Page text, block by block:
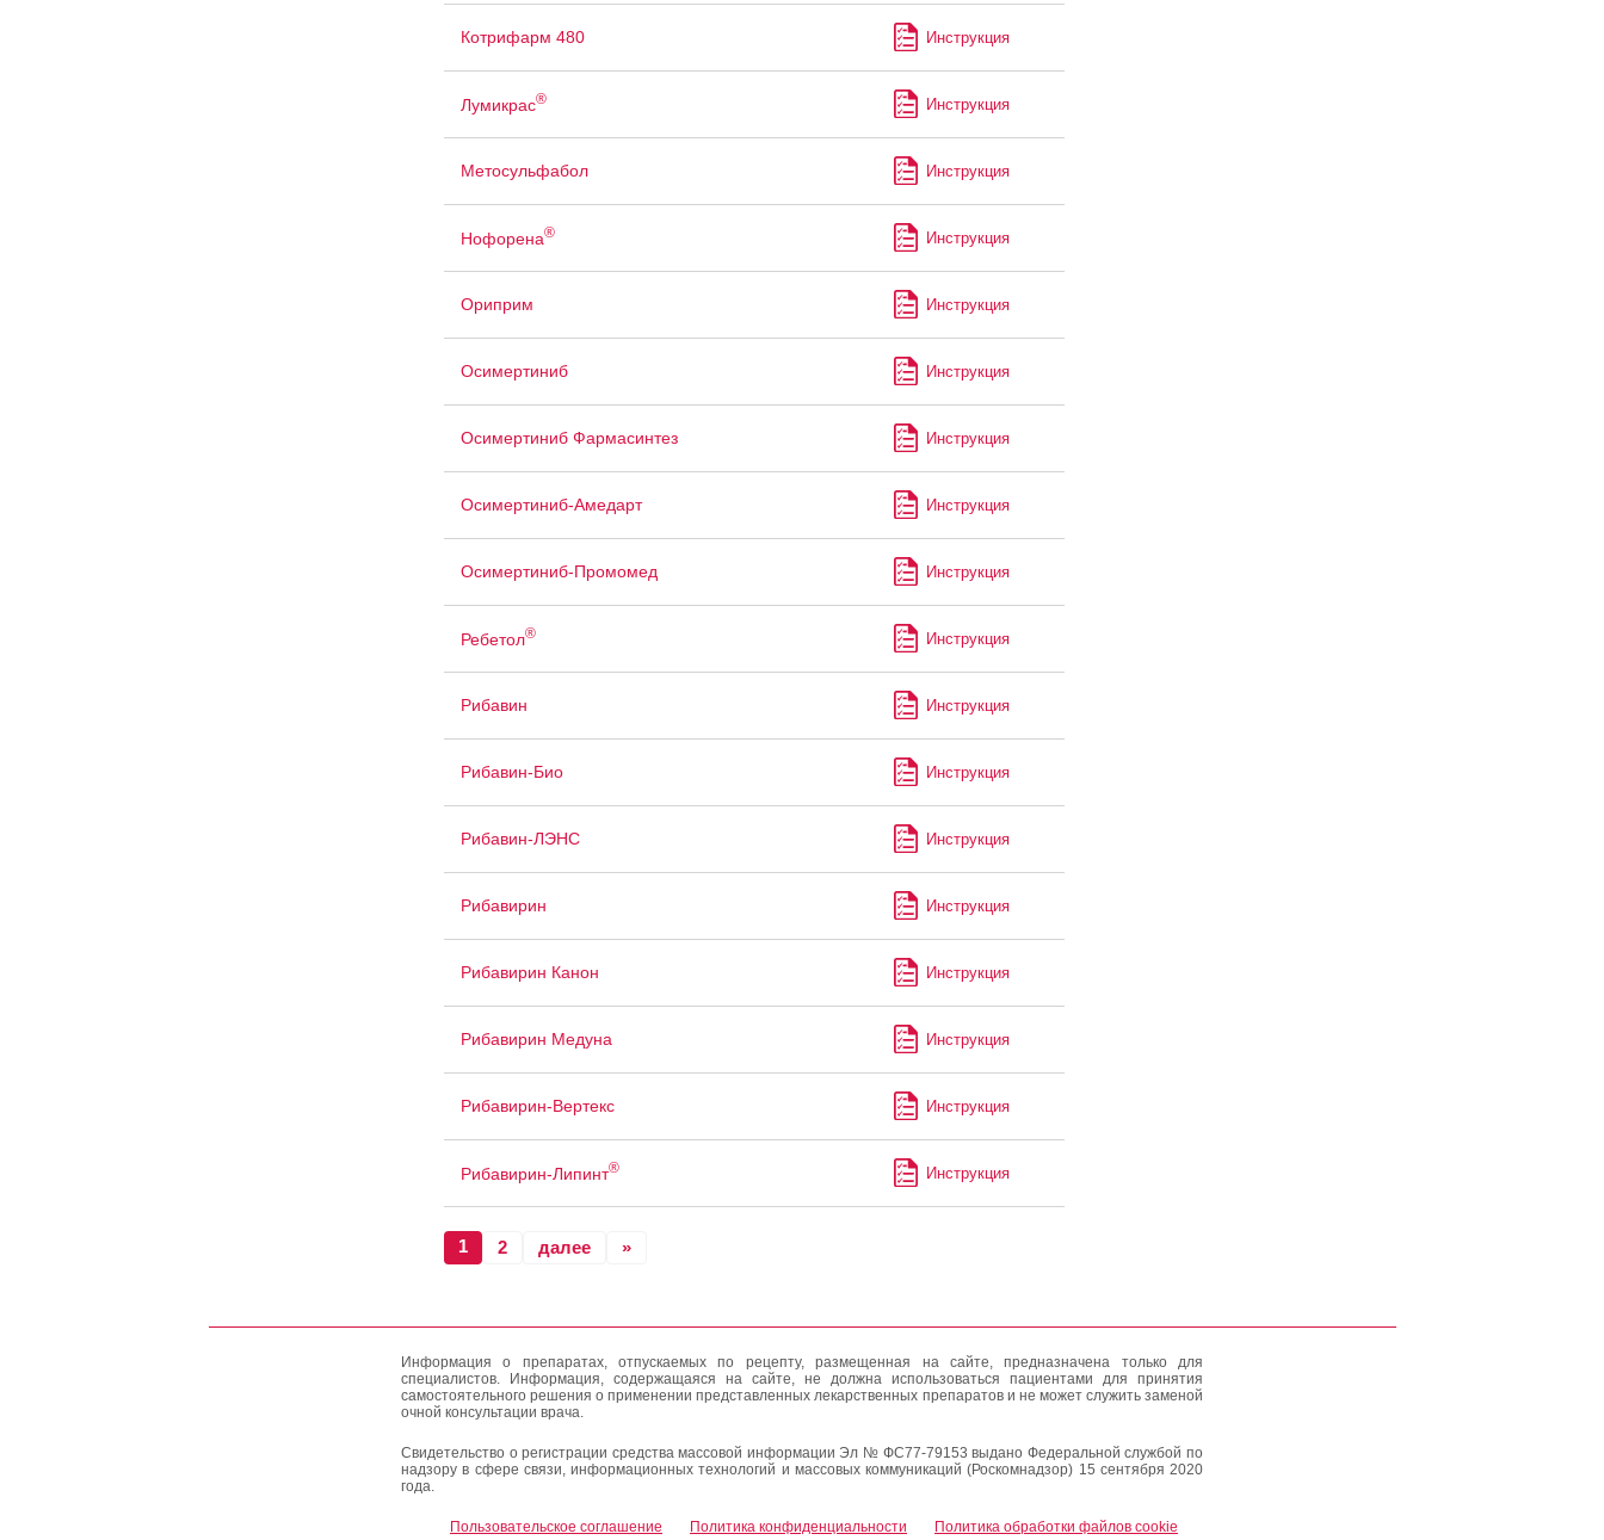
Котрифарм 480 Инструкция
Лумикрас® Инструкция
Метосульфабол Инструкция
Нофорена® Инструкция
Ориприм Инструкция
Осимертиниб Инструкция
Осимертиниб Фармасинтез Инструкция
Осимертиниб-Амедарт Инструкция
Осимертиниб-Промомед Инструкция
Ребетол® Инструкция
Рибавин Инструкция
Рибавин-Био Инструкция
Рибавин-ЛЭНС Инструкция
Рибавирин Инструкция
Рибавирин Канон Инструкция
Рибавирин Медуна Инструкция
Рибавирин-Вертекс Инструкция
Рибавирин-Липинт® Инструкция
1 2 далее »
Информация о препаратах, отпускаемых по рецепту, размещенная на сайте, предназначена только для
специалистов. Информация, содержащаяся на сайте, не должна использоваться пациентами для принятия
самостоятельного решения о применении представленных лекарственных препаратов и не может служить заменой
очной консультации врача.
Свидетельство о регистрации средства массовой информации Эл № ФС77-79153 выдано Федеральной службой по
надзору в сфере связи, информационных технологий и массовых коммуникаций (Роскомнадзор) 15 сентября 2020
года.
Пользовательское соглашение Политика конфиденциальности Политика обработки файлов cookie